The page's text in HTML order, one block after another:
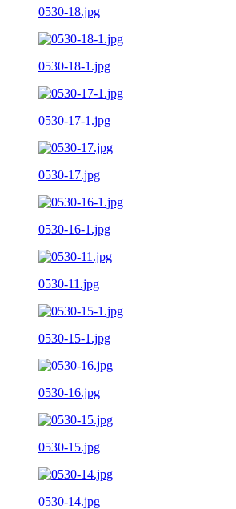
0530-18.jpg
0530-18-1.jpg
0530-17-1.jpg
0530-17.jpg
0530-16-1.jpg
0530-11.jpg
0530-15-1.jpg
0530-16.jpg
0530-15.jpg
0530-14.jpg